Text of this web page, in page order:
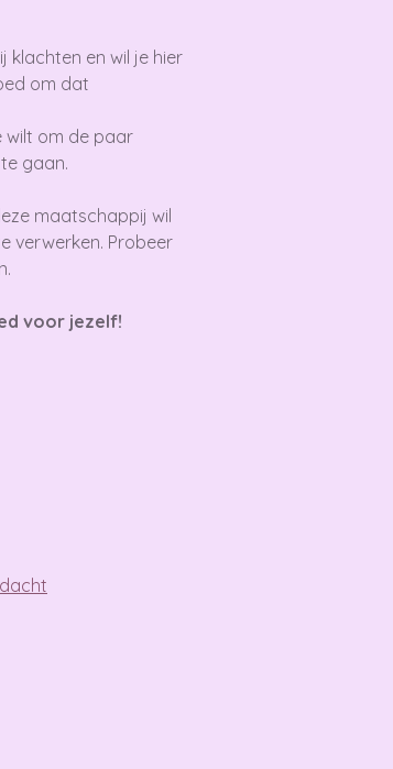
klachten en wil je hier
om dat
wilt om de paar
gaan.
maatschappij wil
verwerken. Probeer
voor jezelf!